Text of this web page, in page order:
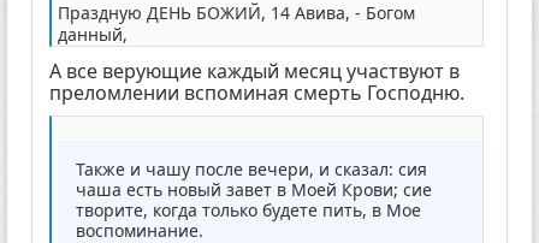
Праздную ДЕНЬ БОЖИЙ, 14 Авива, - Богом
данный,
А все верующие каждый месяц участвуют в
преломлении вспоминая смерть Господню.
Также и чашу после вечери, и сказал: сия
чаша есть новый завет в Моей Крови; сие
творите, когда только будете пить, в Мое
воспоминание.